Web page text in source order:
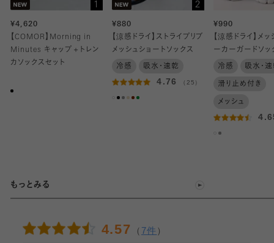
1
¥4,620
【COMOR】Morning in
Minutes キャップ＋トレン
カソックスセット
2
¥880
【涼感ドライ】ストライプリブ
メッシュショートソックス
冷感 吸水・速乾
4.76 （25）
¥990
【涼感ドライ】メ
ーカーガードソッ
冷感 吸水・
滑り止め付き
メッシュ
もっとみる
4.57 （ 7件 ）